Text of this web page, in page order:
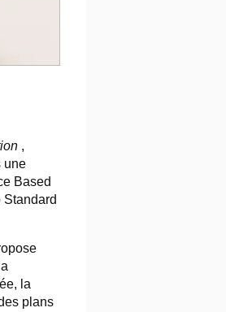
,
une
Based
Standard
la
plans